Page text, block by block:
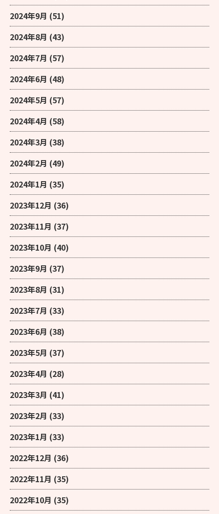
2024年9月 (51)
2024年8月 (43)
2024年7月 (57)
2024年6月 (48)
2024年5月 (57)
2024年4月 (58)
2024年3月 (38)
2024年2月 (49)
2024年1月 (35)
2023年12月 (36)
2023年11月 (37)
2023年10月 (40)
2023年9月 (37)
2023年8月 (31)
2023年7月 (33)
2023年6月 (38)
2023年5月 (37)
2023年4月 (28)
2023年3月 (41)
2023年2月 (33)
2023年1月 (33)
2022年12月 (36)
2022年11月 (35)
2022年10月 (35)